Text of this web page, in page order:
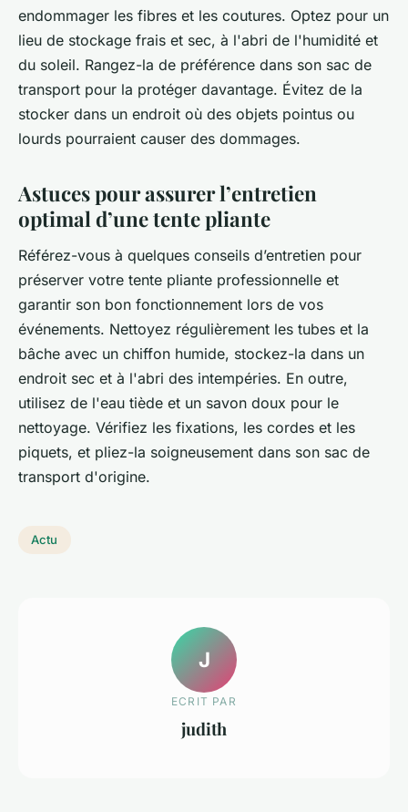
endommager les fibres et les coutures. Optez pour un
lieu de stockage frais et sec, à l'abri de l'humidité et
du soleil. Rangez-la de préférence dans son sac de
transport pour la protéger davantage. Évitez de la
stocker dans un endroit où des objets pointus ou
lourds pourraient causer des dommages.
Astuces pour assurer l’entretien
optimal d’une tente pliante
Référez-vous à quelques conseils d’entretien pour
préserver votre tente pliante professionnelle et
garantir son bon fonctionnement lors de vos
événements. Nettoyez régulièrement les tubes et la
bâche avec un chiffon humide, stockez-la dans un
endroit sec et à l'abri des intempéries. En outre,
utilisez de l'eau tiède et un savon doux pour le
nettoyage. Vérifiez les fixations, les cordes et les
piquets, et pliez-la soigneusement dans son sac de
transport d'origine.
Actu
J
ECRIT PAR
judith